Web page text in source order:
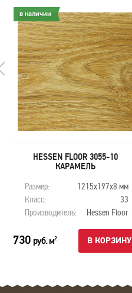
в наличии
HESSEN FLOOR 3055-10
КАРАМЕЛЬ
Размер:
1215х197х8 мм
Класс:
33
Производитель:
Hessen Floor
730 руб. м2 В КОРЗИНУ